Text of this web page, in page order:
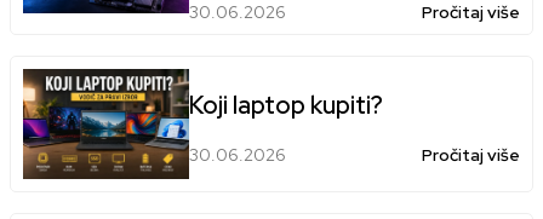
30.06.2026 Pročitaj više
Koji laptop kupiti?
30.06.2026 Pročitaj više